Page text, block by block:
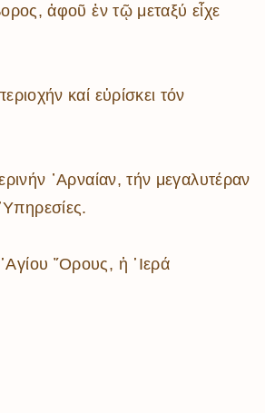
ἀφοῦ ἐν τῷ μεταξύ εἶχε
καί εὑρίσκει τόν
᾿Αρναίαν, τήν μεγαλυτέραν
῎Ορους, ἡ ῾Ιερά